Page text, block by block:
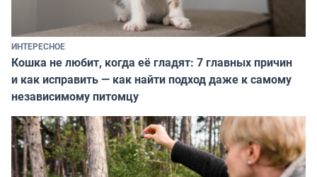
ИНТЕРЕСНОЕ
Кошка не любит, когда её гладят: 7 главных причин
и как исправить — как найти подход даже к самому
независимому питомцу